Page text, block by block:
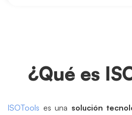
¿Qué es
ISOTools es una solución